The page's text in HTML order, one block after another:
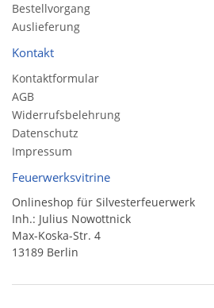
Bestellvorgang
Auslieferung
Kontakt
Kontaktformular
AGB
Widerrufsbelehrung
Datenschutz
Impressum
Feuerwerksvitrine
Onlineshop für Silvesterfeuerwerk
Inh.: Julius Nowottnick
Max-Koska-Str. 4
13189 Berlin